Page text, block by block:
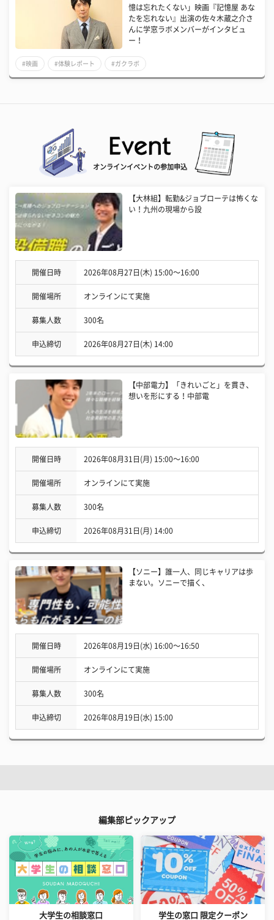
憶は忘れたくない」映画『記憶屋 あな
たを忘れない』出演の佐々木蔵之介さ
んに学窓ラボメンバーがインタビュ
ー！
#映画 #体験レポート #ガクラボ
オンラインイベントの参加申込
【大林組】転勤&ジョブローテは怖くな
い！九州の現場から設
開催日時 2026年08月27日(木) 15:00〜16:00
開催場所 オンラインにて実施
募集人数 300名
申込締切 2026年08月27日(木) 14:00
【中部電力】「きれいごと」を貫き、
想いを形にする！中部電
開催日時 2026年08月31日(月) 15:00〜16:00
開催場所 オンラインにて実施
募集人数 300名
申込締切 2026年08月31日(月) 14:00
【ソニー】誰一人、同じキャリアは歩
まない。ソニーで描く、
開催日時 2026年08月19日(水) 16:00〜16:50
開催場所 オンラインにて実施
募集人数 300名
申込締切 2026年08月19日(水) 15:00
編集部ピックアップ
大学生の相談窓口 学生の窓口 限定クーポン